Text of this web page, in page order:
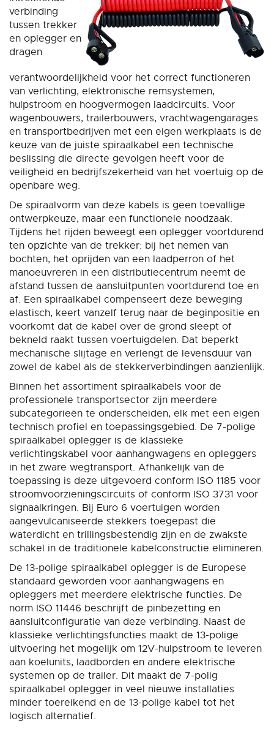
verbinding
tussen trekker
en oplegger en
dragen
verantwoordelijkheid voor het correct functioneren
van verlichting, elektronische remsystemen,
hulpstroom en hoogvermogen laadcircuits. Voor
wagenbouwers, trailerbouwers, vrachtwagengarages
en transportbedrijven met een eigen werkplaats is de
keuze van de juiste spiraalkabel een technische
beslissing die directe gevolgen heeft voor de
veiligheid en bedrijfszekerheid van het voertuig op de
openbare weg.
De spiraalvorm van deze kabels is geen toevallige
ontwerpkeuze, maar een functionele noodzaak.
Tijdens het rijden beweegt een oplegger voortdurend
ten opzichte van de trekker: bij het nemen van
bochten, het oprijden van een laadperron of het
manoeuvreren in een distributiecentrum neemt de
afstand tussen de aansluitpunten voortdurend toe en
af. Een spiraalkabel compenseert deze beweging
elastisch, keert vanzelf terug naar de beginpositie en
voorkomt dat de kabel over de grond sleept of
bekneld raakt tussen voertuigdelen. Dat beperkt
mechanische slijtage en verlengt de levensduur van
zowel de kabel als de stekkerverbindingen aanzienlijk.
Binnen het assortiment spiraalkabels voor de
professionele transportsector zijn meerdere
subcategorieën te onderscheiden, elk met een eigen
technisch profiel en toepassingsgebied. De 7-polige
spiraalkabel oplegger is de klassieke
verlichtingskabel voor aanhangwagens en opleggers
in het zware wegtransport. Afhankelijk van de
toepassing is deze uitgevoerd conform ISO 1185 voor
stroomvoorzieningscircuits of conform ISO 3731 voor
signaalkringen. Bij Euro 6 voertuigen worden
aangevulcaniseerde stekkers toegepast die
waterdicht en trillingsbestendig zijn en de zwakste
schakel in de traditionele kabelconstructie elimineren.
De 13-polige spiraalkabel oplegger is de Europese
standaard geworden voor aanhangwagens en
opleggers met meerdere elektrische functies. De
norm ISO 11446 beschrijft de pinbezetting en
aansluitconfiguratie van deze verbinding. Naast de
klassieke verlichtingsfuncties maakt de 13-polige
uitvoering het mogelijk om 12V-hulpstroom te leveren
aan koelunits, laadborden en andere elektrische
systemen op de trailer. Dit maakt de 7-polig
spiraalkabel oplegger in veel nieuwe installaties
minder toereikend en de 13-polige kabel tot het
logisch alternatief.